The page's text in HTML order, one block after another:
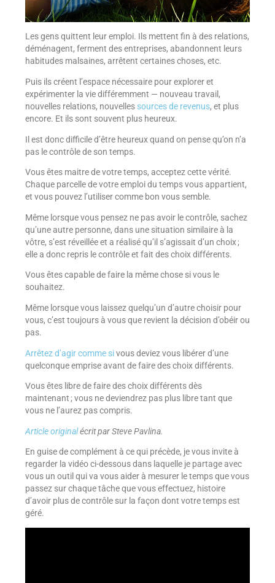
Les gens quittent leur emploi. Ils mettent fin à des relations,
déménagent, ferment des entreprises, abandonnent leurs
habitudes malsaines, arrêtent certaines choses, etc.
Puis ils créent l’espace nécessaire pour explorer et
expérimenter la vie différemment — nouveau travail,
nouvelles relations, nouvelles sources de revenus, et plus
encore. Et ils sont souvent plus heureux.
Il est donc difficile d’être heureux quand on pense qu’on n’a
pas le contrôle de son temps.
Vous êtes maitre de votre temps, acceptez cette vérité.
Chaque parcelle de votre emploi du temps vous appartient,
et vous pouvez l’utiliser comme bon vous semble.
Même lorsque vous pensez ne pas avoir le contrôle, sachez
qu’une autre personne, dans une situation similaire à la
vôtre, s’est réveillée et a réalisé qu’il s’agissait d’un choix ;
elle a donc repris le contrôle et fait des choix différents.
Vous êtes capable de faire la même chose si vous le
souhaitez.
Même lorsque vous laissez quelqu’un d’autre choisir pour
vous, c’est toujours à vous que revient la décision d’obéir ou
pas.
Arrêtez d’agir comme sivous deviez vous libérer d’une
quelconque emprise avant de faire des choix différents.
Vous êtes libre de faire des choix différents dès
maintenant ; vous ne deviendrez pas plus libre tant que
vous ne l’aurez pas compris.
Article originalécrit par Steve Pavlina.
En guise de complément à ce qui précède, je vous invite à
regarder la vidéo ci-dessous dans laquelle je partage avec
vous un outil qui va vous aider à mesurer le temps que vous
passez sur chaque tâche que vous effectuez, histoire
d’avoir plus de contrôle sur la façon dont votre temps est
géré.